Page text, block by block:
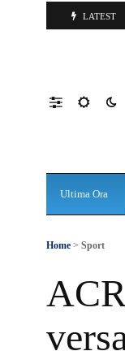
LATEST
Ultima Ora
Home > Sport